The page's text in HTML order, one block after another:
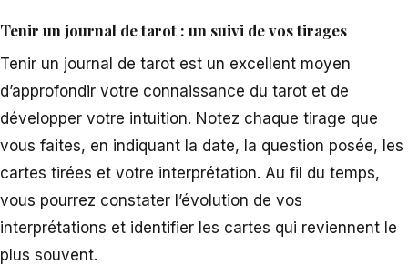
Tenir un journal de tarot : un suivi de vos tirages
Tenir un journal de tarot est un excellent moyen
d’approfondir votre connaissance du tarot et de
développer votre intuition. Notez chaque tirage que
vous faites, en indiquant la date, la question posée, les
cartes tirées et votre interprétation. Au fil du temps,
vous pourrez constater l’évolution de vos
interprétations et identifier les cartes qui reviennent le
plus souvent.